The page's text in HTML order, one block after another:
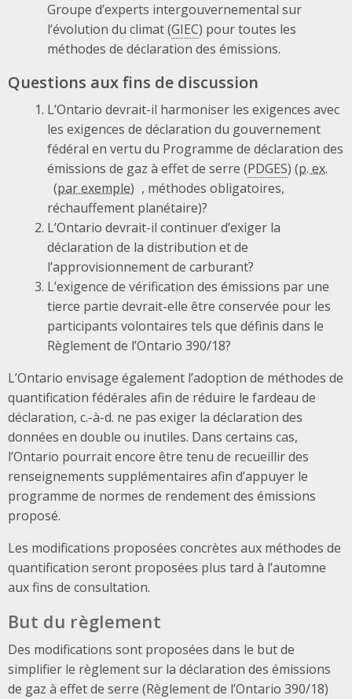
Groupe d’experts intergouvernemental sur
l’évolution du climat (GIEC) pour toutes les
méthodes de déclaration des émissions.
Questions aux fins de discussion
L’Ontario devrait-il harmoniser les exigences avec
les exigences de déclaration du gouvernement
fédéral en vertu du Programme de déclaration des
émissions de gaz à effet de serre (PDGES) (p. ex.
, méthodes obligatoires,
réchauffement planétaire)?
L’Ontario devrait-il continuer d’exiger la
déclaration de la distribution et de
l’approvisionnement de carburant?
L’exigence de vérification des émissions par une
tierce partie devrait-elle être conservée pour les
participants volontaires tels que définis dans le
Règlement de l’Ontario 390/18?
L’Ontario envisage également l’adoption de méthodes de
quantification fédérales afin de réduire le fardeau de
déclaration, c.-à-d. ne pas exiger la déclaration des
données en double ou inutiles. Dans certains cas,
l’Ontario pourrait encore être tenu de recueillir des
renseignements supplémentaires afin d’appuyer le
programme de normes de rendement des émissions
proposé.
Les modifications proposées concrètes aux méthodes de
quantification seront proposées plus tard à l’automne
aux fins de consultation.
But du règlement
Des modifications sont proposées dans le but de
simplifier le règlement sur la déclaration des émissions
de gaz à effet de serre (Règlement de l’Ontario 390/18)